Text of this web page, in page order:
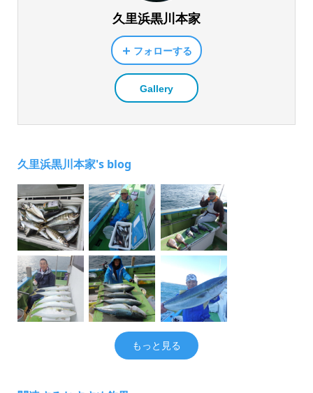
久里浜黒川本家
フォローする
Gallery
久里浜黒川本家's blog
もっと見る